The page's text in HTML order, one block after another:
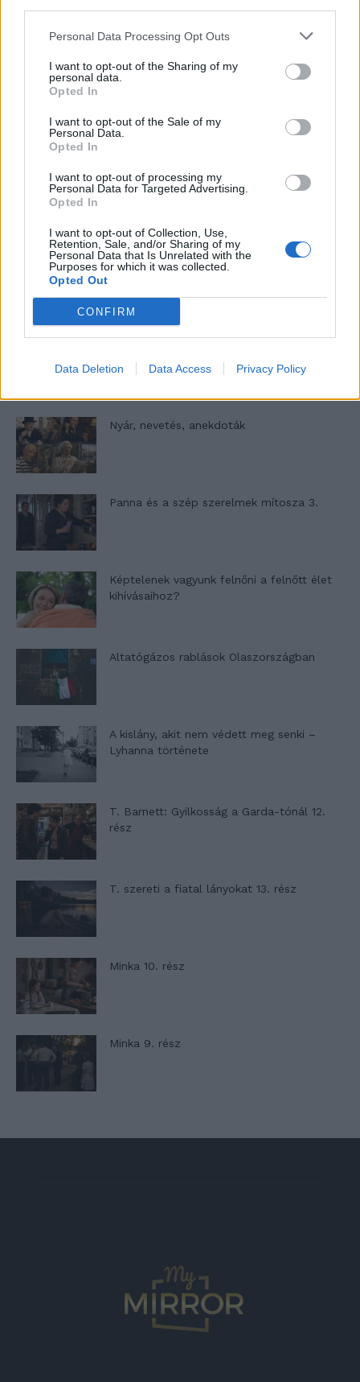
Personal Data Processing Opt Outs
I want to opt-out of the Sharing of my
personal data.
Opted In
I want to opt-out of the Sale of my
Personal Data.
Opted In
I want to opt-out of processing my
Personal Data for Targeted Advertising.
Opted In
I want to opt-out of Collection, Use,
Retention, Sale, and/or Sharing of my
Personal Data that Is Unrelated with the
Purposes for which it was collected.
Opted Out
CONFIRM
Data Deletion Data Access Privacy Policy
Pedig szóltam… – Miért nem hiszünk a
A legidegesítőbb kifejezések laza
gyűjteménye
Elyna Robbs: Adéle és az örökölt árnyak
Woody Allen megosztó zsenialitása
Nyár, nevetés, anekdoták
Panna és a szép szerelmek mítosza 3.
Képtelenek vagyunk felnőni a felnőtt élet
kihívásaihoz?
Altatógázos rablások Olaszországban
A kislány, akit nem védett meg senki –
Lyhanna története
T. Barnett: Gyilkosság a Garda-tónál 12.
rész
T. szereti a fiatal lányokat 13. rész
Minka 10. rész
Minka 9. rész